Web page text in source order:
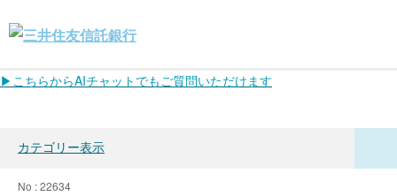
▶こちらからAIチャットでもご質問いただけます
カテゴリー表示
No : 22634